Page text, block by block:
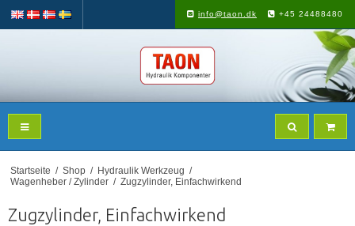
info@taon.dk +45 24488480
Startseite / Shop / Hydraulik Werkzeug /
Wagenheber / Zylinder / Zugzylinder, Einfachwirkend
Zugzylinder, Einfachwirkend